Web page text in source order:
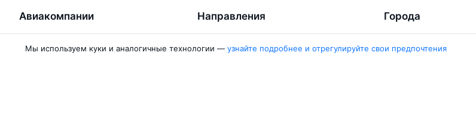
Авиакомпании
Air Samarkand
Направления
Ургенч — Ташкент
Ташкент — Бухара
Города
Ташкент
Москва
Мы используем куки и аналогичные технологии — узнайте подробнее и отрегулируйте свои предпочтения